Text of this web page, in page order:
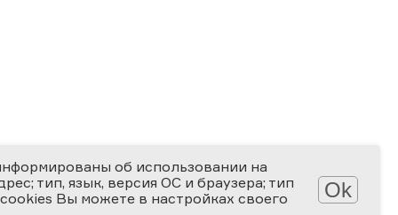
об использовании на
тип, язык, версия ОС и браузера; тип
Вы можете в настройках своего
Ok